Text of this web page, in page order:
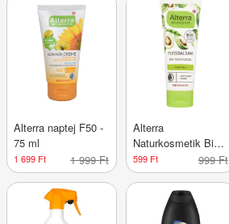
Alterra naptej F50 -
75 ml
1 699 Ft 1 999 Ft
Alterra
Naturkosmetik Bio-
Avocado & Bio-
Citrom lábbalzsam -
75 ml
599 Ft 999 Ft